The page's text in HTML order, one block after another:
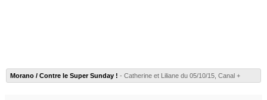
Morano / Contre le Super Sunday ! - Catherine et Liliane du 05/10/15, Canal +